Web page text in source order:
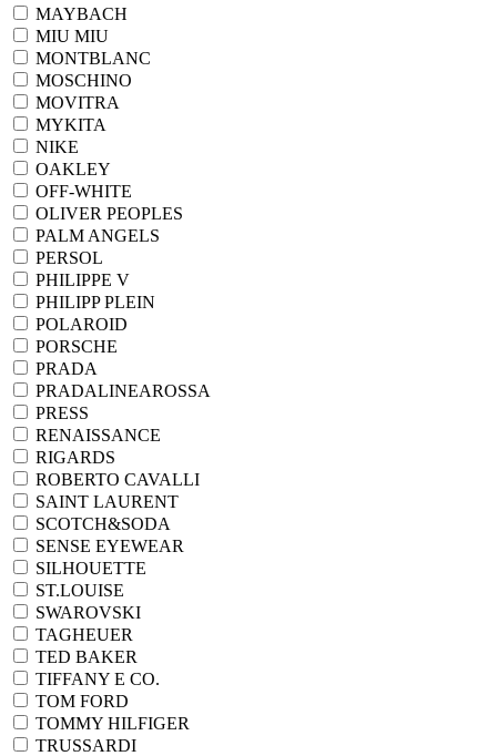
MAYBACH
MIU MIU
MONTBLANC
MOSCHINO
MOVITRA
MYKITA
NIKE
OAKLEY
OFF-WHITE
OLIVER PEOPLES
PALM ANGELS
PERSOL
PHILIPPE V
PHILIPP PLEIN
POLAROID
PORSCHE
PRADA
PRADALINEAROSSA
PRESS
RENAISSANCE
RIGARDS
ROBERTO CAVALLI
SAINT LAURENT
SCOTCH&SODA
SENSE EYEWEAR
SILHOUETTE
ST.LOUISE
SWAROVSKI
TAGHEUER
TED BAKER
TIFFANY E CO.
TOM FORD
TOMMY HILFIGER
TRUSSARDI